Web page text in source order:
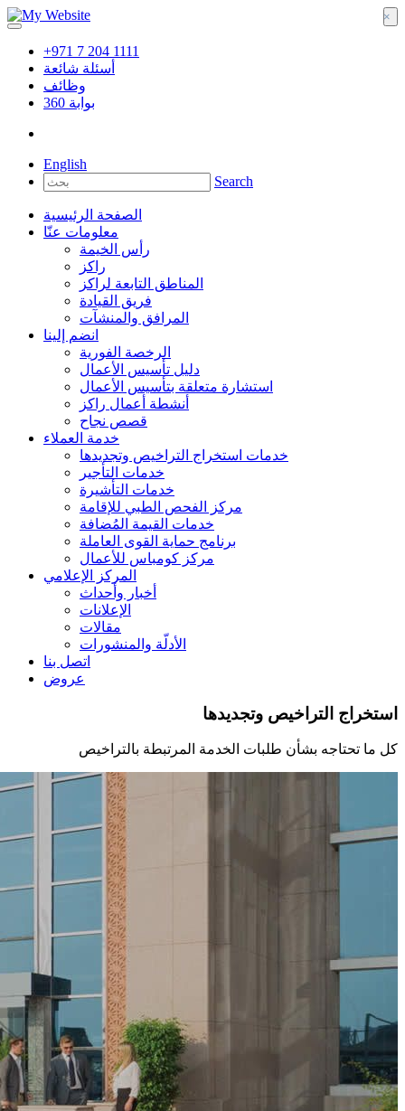
+971 7 204 1111
أسئلة شائعة
وظائف
360 بوابة
English
Search
الصفحة الرئيسية
معلومات عنّا
رأس الخيمة
راكز
المناطق التابعة لراكز
فريق القيادة
المرافق والمنشآت
انضم إلينا
الرخصة الفورية
دليل تأسيس الأعمال
استشارة متعلقة بتأسيس الأعمال
أنشطة أعمال راكز
قصص نجاح
خدمة العملاء
خدمات استخراج التراخيص وتجديدها
خدمات التأجير
خدمات التأشيرة
مركز الفحص الطبي للإقامة
خدمات القيمة المُضافة
برنامج حماية القوى العاملة
مركز كومباس للأعمال
المركز الإعلامي
أخبار وأحداث
الإعلانات
مقالات
الأدلّة والمنشورات
اتصل بنا
عروض
استخراج التراخيص وتجديدها
كل ما تحتاجه بشأن طلبات الخدمة المرتبطة بالتراخيص
×